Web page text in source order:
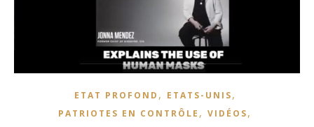
ETAT PROFOND , ETATS-UNIS,
PATRIOTES EN CONTRÔLE , VIDÉOS,